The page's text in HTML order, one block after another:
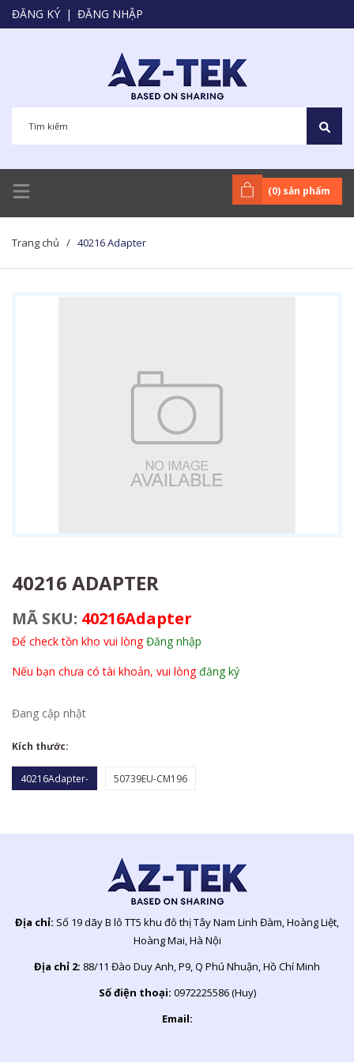
ĐĂNG KÝ | ĐĂNG NHẬP
(0) sản phẩm
Trang chủ / 40216 Adapter
40216 ADAPTER
MÃ SKU: 40216Adapter
Để check tồn kho vui lòngĐăng nhập
Nếu bạn chưa có tài khoản, vui lòngđăng ký
Đang cập nhật
Kích thước:
40216Adapter- 50739EU-CM196
Địa chỉ: Số 19 dãy B lô TT5 khu đô thị Tây Nam Linh Đàm, Hoàng Liệt,
Hoàng Mai, Hà Nội
Địa chỉ 2: 88/11 Đào Duy Anh, P9, Q Phú Nhuận, Hồ Chí Minh
Số điện thoại: 0972225586 (Huy)
Email: